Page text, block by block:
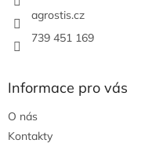
agrostis.cz
739 451 169
Informace pro vás
O nás
Kontakty